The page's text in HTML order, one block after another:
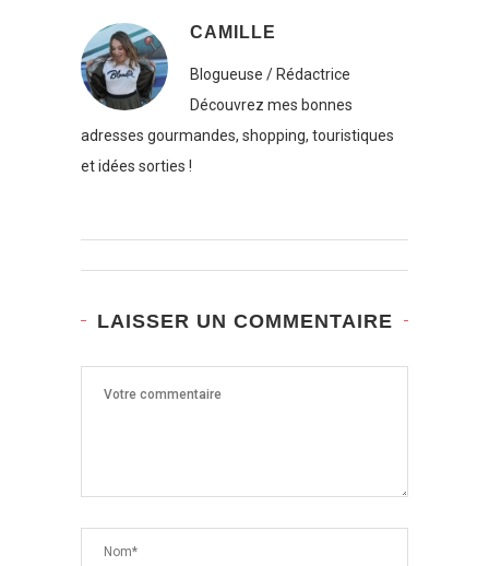
CAMILLE
Blogueuse / Rédactrice
Découvrez mes bonnes
adresses gourmandes, shopping, touristiques
et idées sorties !
LAISSER UN COMMENTAIRE